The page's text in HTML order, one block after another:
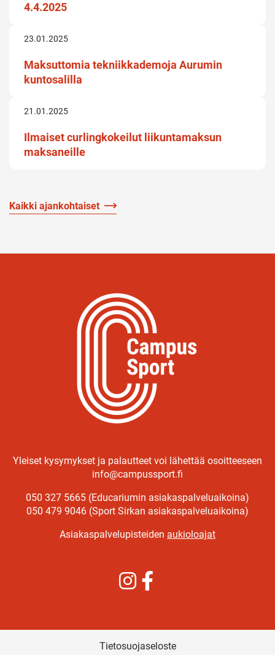
4.4.2025
23.01.2025
Maksuttomia tekniikkademoja Aurumin
kuntosalilla
21.01.2025
Ilmaiset curlingkokeilut liikuntamaksun
maksaneille
Kaikki ajankohtaiset
Yleiset kysymykset ja palautteet voi lähettää osoitteeseen
info@campussport.fi
050 327 5665 (Educariumin asiakaspalveluaikoina)
050 479 9046 (Sport Sirkan asiakaspalveluaikoina)
Asiakaspalvelupisteiden aukioloajat
Instagram
Tietosuojaseloste